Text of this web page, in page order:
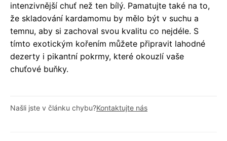
intenzivnější chuť než ten bílý. Pamatujte také na to,
že skladování kardamomu by mělo být v suchu a
temnu, aby si zachoval svou kvalitu co nejdéle. S
tímto exotickým kořením můžete připravit lahodné
dezerty i pikantní pokrmy, které okouzlí vaše
chuťové buňky.
Našli jste v článku chybu?Kontaktujte nás